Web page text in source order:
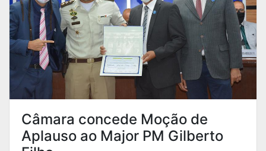
Câmara concede Moção de
Aplauso ao Major PM Gilberto